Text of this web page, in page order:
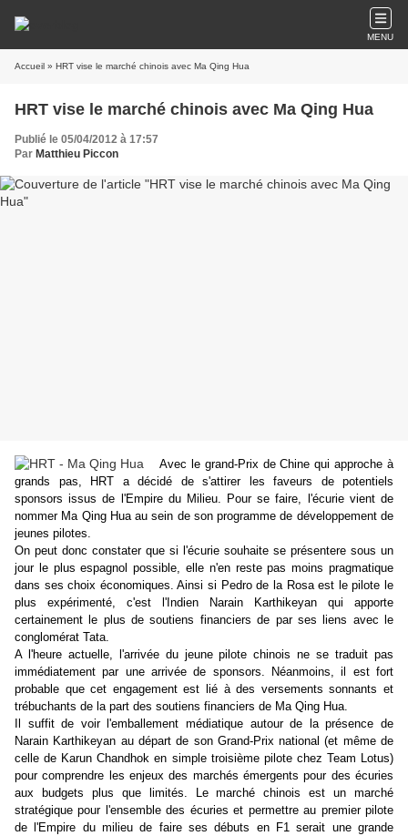
MENU
Accueil » HRT vise le marché chinois avec Ma Qing Hua
HRT vise le marché chinois avec Ma Qing Hua
Publié le 05/04/2012 à 17:57
Par Matthieu Piccon
Avec le grand-Prix de Chine qui approche à
grands pas, HRT a décidé de s'attirer les faveurs de potentiels
sponsors issus de l'Empire du Milieu. Pour se faire, l'écurie vient de
nommer Ma Qing Hua au sein de son programme de développement de
jeunes pilotes.
On peut donc constater que si l'écurie souhaite se présentere sous un
jour le plus espagnol possible, elle n'en reste pas moins pragmatique
dans ses choix économiques. Ainsi si Pedro de la Rosa est le pilote le
plus expérimenté, c'est l'Indien Narain Karthikeyan qui apporte
certainement le plus de soutiens financiers de par ses liens avec le
conglomérat Tata.
A l'heure actuelle, l'arrivée du jeune pilote chinois ne se traduit pas
immédiatement par une arrivée de sponsors. Néanmoins, il est fort
probable que cet engagement est lié à des versements sonnants et
trébuchants de la part des soutiens financiers de Ma Qing Hua.
Il suffit de voir l'emballement médiatique autour de la présence de
Narain Karthikeyan au départ de son Grand-Prix national (et même de
celle de Karun Chandhok en simple troisième pilote chez Team Lotus)
pour comprendre les enjeux des marchés émergents pour des écuries
aux budgets plus que limités.
Le marché chinois est un marché
stratégique pour l'ensemble des écuries et permettre au premier pilote
de l'Empire du milieu de faire ses débuts en F1 serait une grande